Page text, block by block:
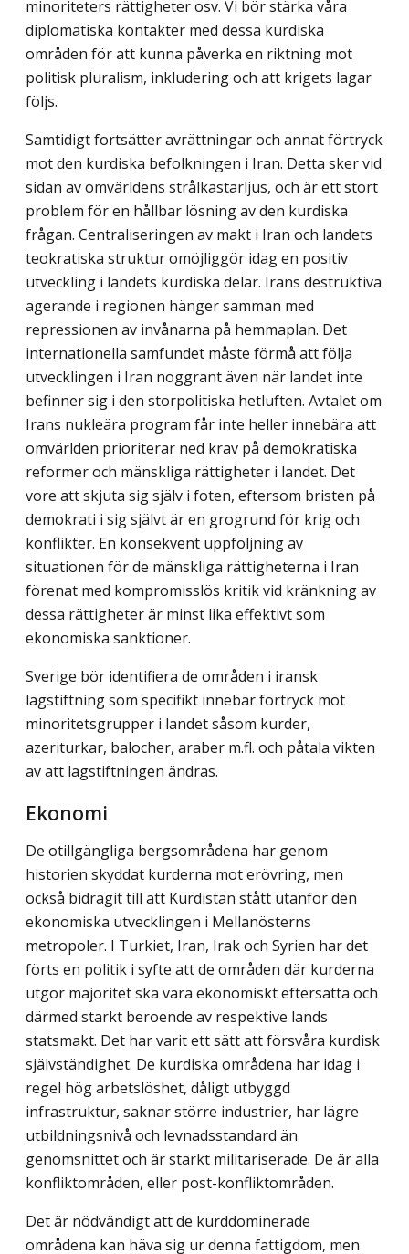
minoriteters rättigheter osv. Vi bör stärka våra
diplomatiska kontakter med dessa kurdiska
områden för att kunna påverka en riktning mot
politisk pluralism, inkludering och att krigets lagar
följs.
Samtidigt fortsätter avrättningar och annat förtryck
mot den kurdiska befolkningen i Iran. Detta sker vid
sidan av omvärldens strålkastarljus, och är ett stort
problem för en hållbar lösning av den kurdiska
frågan. Centraliseringen av makt i Iran och landets
teokratiska struktur omöjliggör idag en positiv
utveckling i landets kurdiska delar. Irans destruktiva
agerande i regionen hänger samman med
repressionen av invånarna på hemmaplan. Det
internationella samfundet måste förmå att följa
utvecklingen i Iran noggrant även när landet inte
befinner sig i den storpolitiska hetluften. Avtalet om
Irans nukleära program får inte heller innebära att
omvärlden prioriterar ned krav på demokratiska
reformer och mänskliga rättigheter i landet. Det
vore att skjuta sig själv i foten, eftersom bristen på
demokrati i sig självt är en grogrund för krig och
konflikter. En konsekvent uppföljning av
situationen för de mänskliga rättigheterna i Iran
förenat med kompromisslös kritik vid kränkning av
dessa rättigheter är minst lika effektivt som
ekonomiska sanktioner.
Sverige bör identifiera de områden i iransk
lagstiftning som specifikt innebär förtryck mot
minoritetsgrupper i landet såsom kurder,
azeriturkar, balocher, araber m.fl. och påtala vikten
av att lagstiftningen ändras.
Ekonomi
De otillgängliga bergsområdena har genom
historien skyddat kurderna mot erövring, men
också bidragit till att Kurdistan stått utanför den
ekonomiska utvecklingen i Mellanösterns
metropoler. I Turkiet, Iran, Irak och Syrien har det
förts en politik i syfte att de områden där kurderna
utgör majoritet ska vara ekonomiskt eftersatta och
därmed starkt beroende av respektive lands
statsmakt. Det har varit ett sätt att försvåra kurdisk
självständighet. De kurdiska områdena har idag i
regel hög arbetslöshet, dåligt utbyggd
infrastruktur, saknar större industrier, har lägre
utbildningsnivå och levnadsstandard än
genomsnittet och är starkt militariserade. De är alla
konfliktområden, eller post-konfliktområden.
Det är nödvändigt att de kurddominerade
områdena kan häva sig ur denna fattigdom, men